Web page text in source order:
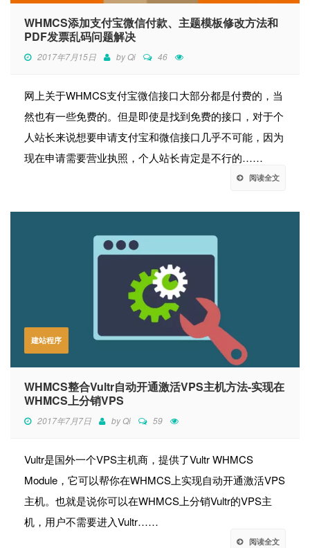
WHMCS添加支付宝微信付款、主题模板修改方法和
PDF发票乱码问题解决
2017年7月15日 byQi 46
网上关于WHMCS支付宝微信接口大部分都是付费的，当
然也有一些免费的。但是即使是找到免费的接口，对于个
人站长来说想要申请支付宝和微信接口几乎不可能，因为
现在申请需要营业执照，个人站长肯定是不行的……
阅读全文
建站程序
WHMCS整合Vultr自动开通激活VPS主机方法-实现在
WHMCS上分销VPS
2017年7月7日 byQi 59
Vultr是国外一个VPS主机商，提供了Vultr WHMCS
Module，它可以帮你在WHMCS上实现自动开通激活VPS
主机。也就是说你可以在WHMCS上分销Vultr的VPS主
机，用户不需要进入Vultr……
阅读全文